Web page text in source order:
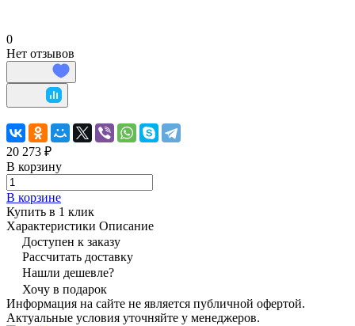
0
Нет отзывов
20 273 ₽
В корзину
В корзине
Купить в 1 клик
Характеристики Описание
Доступен к заказу
Рассчитать доставку
Нашли дешевле?
Хочу в подарок
Информация на сайте не является публичной офертой.
Актуальные условия уточняйте у менеджеров.